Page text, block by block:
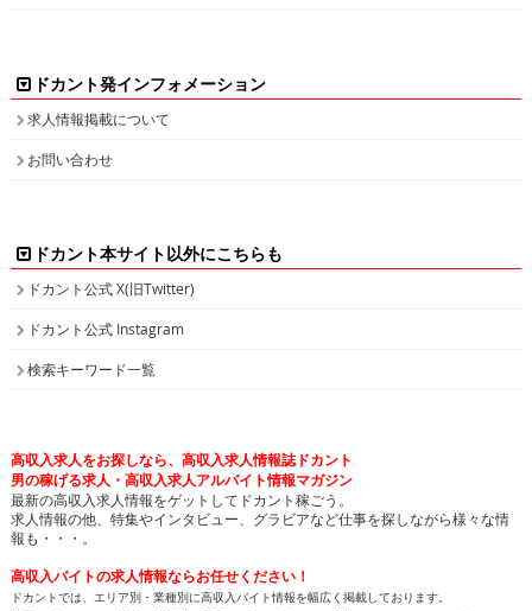
ドカント発インフォメーション
求人情報掲載について
お問い合わせ
ドカント本サイト以外にこちらも
ドカント公式 X(旧Twitter)
ドカント公式 Instagram
検索キーワード一覧
高収入求人をお探しなら、高収入求人情報誌ドカント
男の稼げる求人・高収入求人アルバイト情報マガジン
最新の高収入求人情報をゲットしてドカント稼ごう。
求人情報の他、特集やインタビュー、グラビアなど仕事を探しながら様々な情
報も・・・。
高収入バイトの求人情報ならお任せください！
ドカントでは、エリア別・業種別に高収入バイト情報を幅広く掲載しております。